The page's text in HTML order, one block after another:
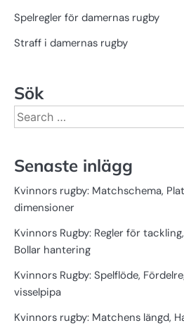
Spelregler för damernas rugby
Straff i damernas rugby
Sök
Search
for:
Senaste inlägg
Kvinnors rugby: Matchschema,
dimensioner
Kvinnors Rugby: Regler för
Bollar hantering
Kvinnors Rugby: Spelflöde,
visselpipa
Kvinnors rugby: Matchens längd,